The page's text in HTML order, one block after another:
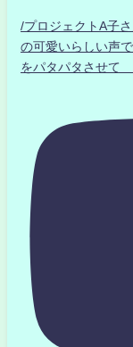
/プロジェクトA
の可愛いらしい声
をパタパタさせて